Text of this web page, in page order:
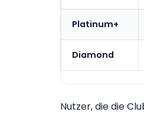
Platinum+
Diamond
Nutzer, die die